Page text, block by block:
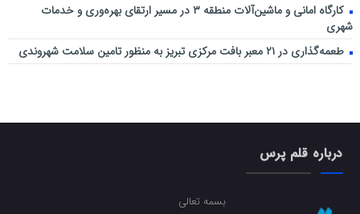
کارگاه امانی و ماشین‌آلات منطقه ۳ در مسیر ارتقای بهره‌وری و خدمات
شهری
طعمه‌گذاری در ۲۱ معبر بافت مرکزی تبریز به منظور تامین سلامت شهروندی
درباره قلم پرس
بسمه تعالی